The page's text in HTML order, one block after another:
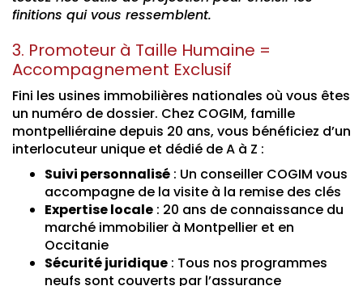
finitions qui vous ressemblent.
3. Promoteur à Taille Humaine =
Accompagnement Exclusif
Fini les usines immobilières nationales où vous êtes
un numéro de dossier. Chez COGIM, famille
montpelliéraine depuis 20 ans, vous bénéficiez d’un
interlocuteur unique et dédié de A à Z :
Suivi personnalisé : Un conseiller COGIM vous
accompagne de la visite à la remise des clés
Expertise locale : 20 ans de connaissance du
marché immobilier à Montpellier et en
Occitanie
Sécurité juridique : Tous nos programmes
neufs sont couverts par l’assurance